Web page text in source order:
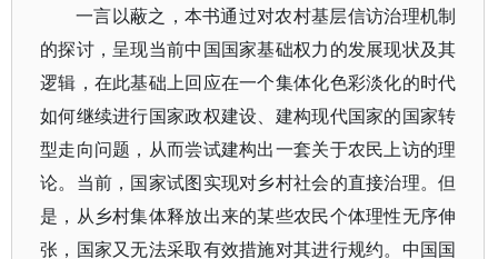
一言以蔽之，本书通过对农村基层信访治理机制
的探讨，呈现当前中国国家基础权力的发展现状及其
逻辑，在此基础上回应在一个集体化色彩淡化的时代
如何继续进行国家政权建设、建构现代国家的国家转
型走向问题，从而尝试建构出一套关于农民上访的理
论。当前，国家试图实现对乡村社会的直接治理。但
是，从乡村集体释放出来的某些农民个体理性无序伸
张，国家又无法采取有效措施对其进行规约。中国国